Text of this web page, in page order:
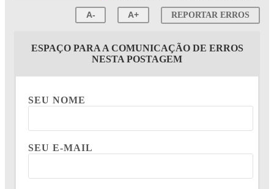
A- A+ REPORTAR ERROS
ESPAÇO PARA A COMUNICAÇÃO DE ERROS
NESTA POSTAGEM
SEU NOME
SEU E-MAIL